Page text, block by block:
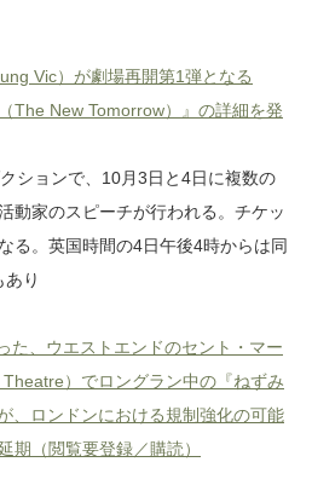
Vic）が劇場再開第1弾となる
The New Tomorrow）』の詳細を発
ションで、10月3日と4日に複数の
動家のスピーチが行われる。チケッ
る。英国時間の4日午後4時からは同
り
た、ウエストエンドのセント・マー
）でロングラン中の『ねずみ
、ロンドンにおける規制強化の可能
期（閲覧要登録／購読）